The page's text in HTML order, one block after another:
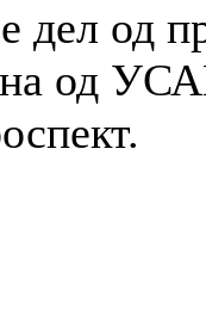
дел од
од